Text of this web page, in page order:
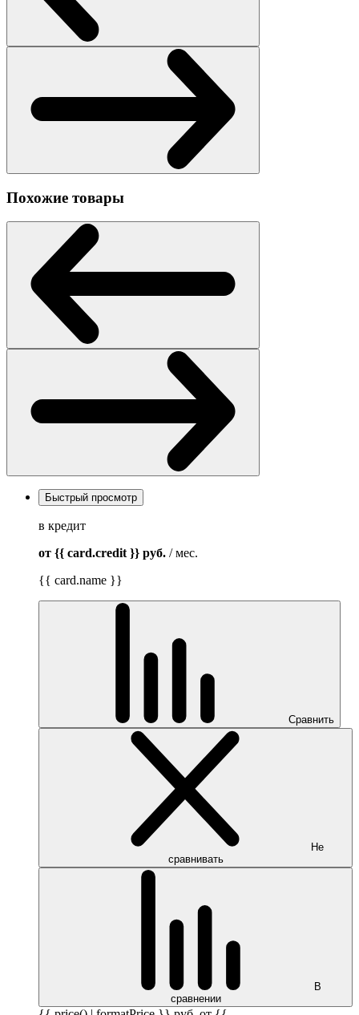
Похожие товары
Быстрый просмотр
в кредит
от {{ card.credit }} руб. / мес.
{{ card.name }}
Сравнить
Не
сравнивать
В
сравнении